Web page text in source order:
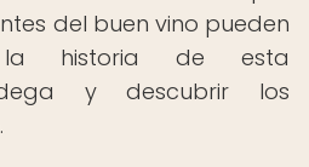
del buen vino pueden
la historia de esta
y descubrir los